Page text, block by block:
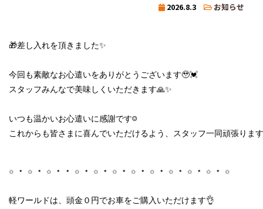
2026.8.3 お知らせ
🎁差し入れを頂きました✨
今回も素敵なお心遣いをありがとうございます🥹💓
スタッフみんなで美味しくいただきます🙏✨
いつも温かいお心遣いに感謝です☺️
これからも皆さまに喜んでいただけるよう、スタッフ一同頑張りま
✩ ⋆ ✩ ⋆ ✩ ⋆ ⋆ ✩ ⋆ ✩ ⋆ ✩ ⋆ ✩ ⋆ ✩ ⋆ ✩ ⋆ ✩ ⋆ ✩ ⋆ ✩
軽ワールドは、頭金０円でお車をご購入いただけます👌